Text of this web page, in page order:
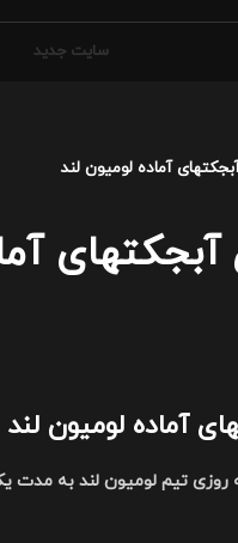
سایت جدید
آماده لومیون لند
آماده لومیون لند
تیم لومیون لند به مدت